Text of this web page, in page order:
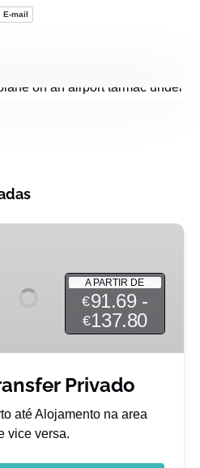
E-mail
A PARTIR DE
€91.69 -
€137.80
Privado
até Alojamento na area
vice versa.